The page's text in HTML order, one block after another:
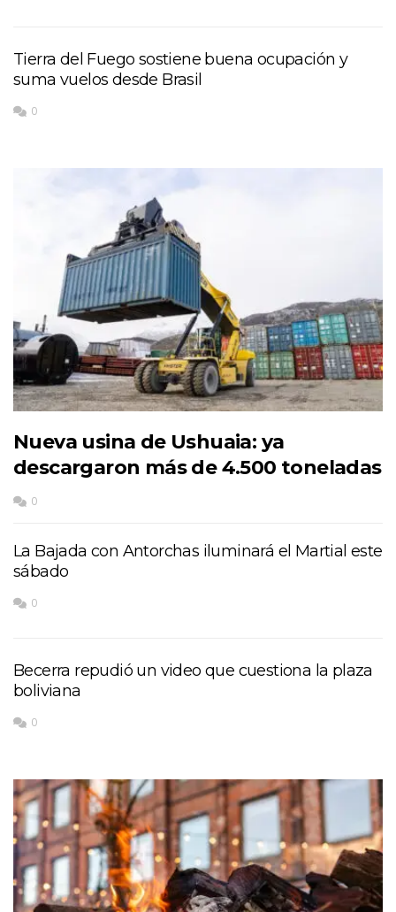
Tierra del Fuego sostiene buena ocupación y
suma vuelos desde Brasil
0
Nueva usina de Ushuaia: ya
descargaron más de 4.500 toneladas
0
La Bajada con Antorchas iluminará el Martial este
sábado
0
Becerra repudió un video que cuestiona la plaza
boliviana
0